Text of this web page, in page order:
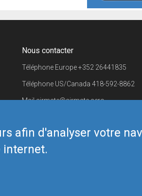
afin d'analyser votre
internet.
Nous contacter
Téléphone Europe+352 26441835
Téléphone US/Canada 418-592-8862
Mailairmate@airmate.aero